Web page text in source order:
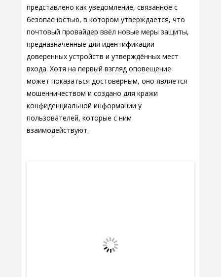
представлено как уведомление, связанное с
безопасностью, в котором утверждается, что
почтовый провайдер ввёл новые меры защиты,
предназначенные для идентификации
доверенных устройств и утверждённых мест
входа. Хотя на первый взгляд оповещение
может показаться достоверным, оно является
мошенничеством и создано для кражи
конфиденциальной информации у
пользователей, которые с ним
взаимодействуют.